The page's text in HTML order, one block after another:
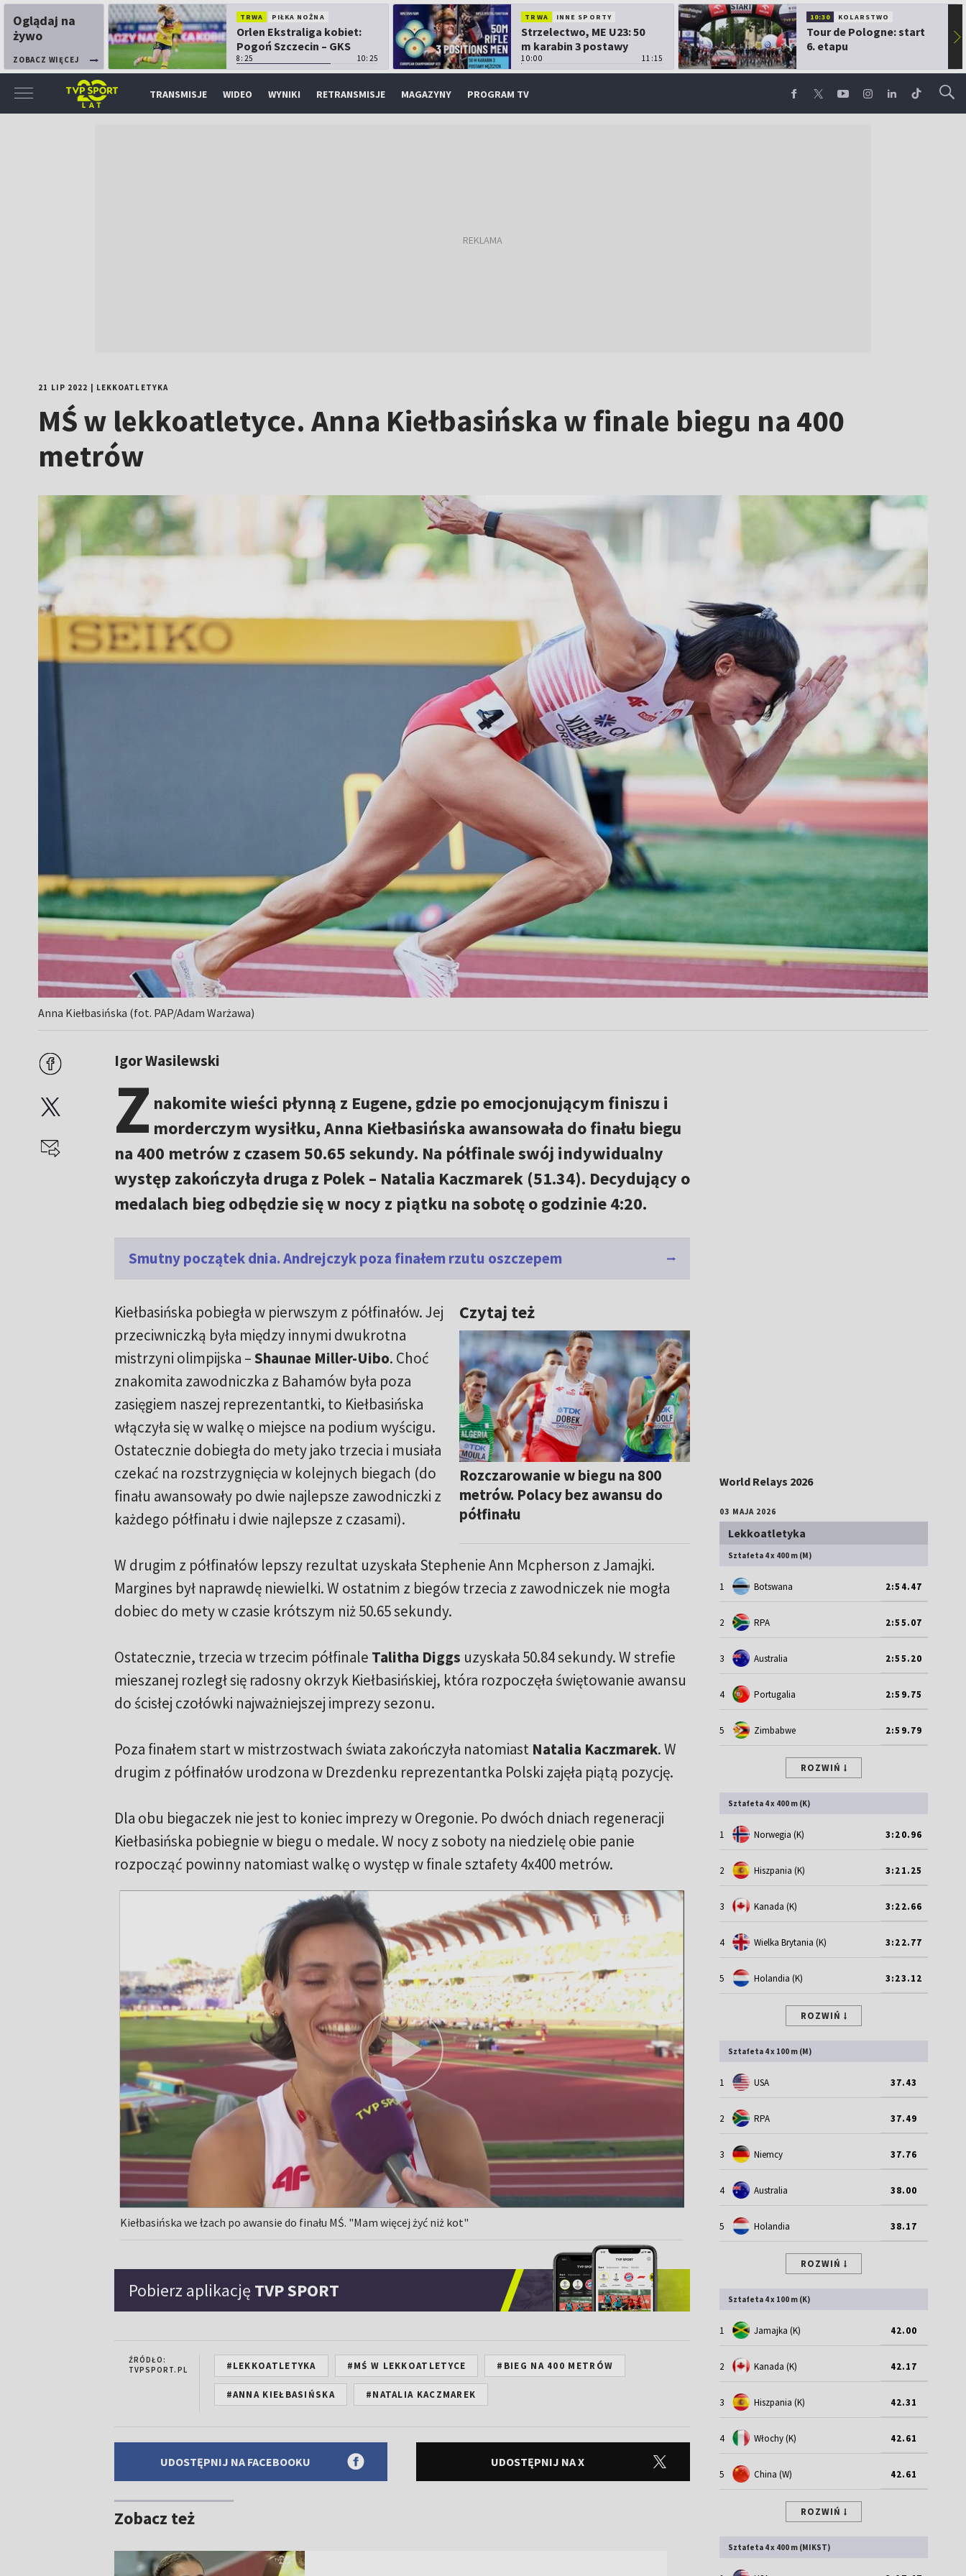
Oglądaj na
żywo
ZOBACZ WIĘCEJ
TRWA PIŁKA NOŻNA
Orlen Ekstraliga kobiet:
Pogoń Szczecin – GKS
Górnik Łęczna
8:25 10:25
TRWA INNE SPORTY
Strzelectwo, ME U23: 50
m karabin 3 postawy
mężczyzn
10:00 11:15
10:30 KOLARSTWO
Tour de Pologne: start
6. etapu
▶
TRANSMISJE WIDEO WYNIKI RETRANSMISJE MAGAZYNY PROGRAM TV
21 LIP 2022 LEKKOATLETYKA
MŚ w lekkoatletyce. Anna Kiełbasińska w finale biegu na 400
metrów
Anna Kiełbasińska (fot. PAP/Adam Warżawa)
Igor Wasilewski
Z nakomite wieści płynną z Eugene, gdzie po emocjonującym finiszu i
morderczym wysiłku, Anna Kiełbasińska awansowała do finału biegu
na 400 metrów z czasem 50.65 sekundy. Na półfinale swój indywidualny
występ zakończyła druga z Polek – Natalia Kaczmarek (51.34). Decydujący o
medalach bieg odbędzie się w nocy z piątku na sobotę o godzinie 4:20.
Smutny początek dnia. Andrejczyk poza finałem rzutu oszczepem
Czytaj też
Rozczarowanie w biegu na 800
metrów. Polacy bez awansu do
półfinału
Kiełbasińska pobiegła w pierwszym z półfinałów. Jej
przeciwniczką była między innymi dwukrotna
mistrzyni olimpijska –Shaunae Miller-Uibo. Choć
znakomita zawodniczka z Bahamów była poza
zasięgiem naszej reprezentantki, to Kiełbasińska
włączyła się w walkę o miejsce na podium wyścigu.
Ostatecznie dobiegła do mety jako trzecia i musiała
czekać na rozstrzygnięcia w kolejnych biegach (do
finału awansowały po dwie najlepsze zawodniczki z
każdego półfinału i dwie najlepsze z czasami).
W drugim z półfinałów lepszy rezultat uzyskała Stephenie Ann Mcpherson z Jamajki.
Margines był naprawdę niewielki. W ostatnim z biegów trzecia z zawodniczek nie mogła
dobiec do mety w czasie krótszym niż 50.65 sekundy.
Ostatecznie, trzecia w trzecim półfinale Talitha Diggs uzyskała 50.84 sekundy. W strefie
mieszanej rozległ się radosny okrzyk Kiełbasińskiej, która rozpoczęła świętowanie awansu
do ścisłej czołówki najważniejszej imprezy sezonu.
Poza finałem start w mistrzostwach świata zakończyła natomiast Natalia Kaczmarek. W
drugim z półfinałów urodzona w Drezdenku reprezentantka Polski zajęła piątą pozycję.
Dla obu biegaczek nie jest to koniec imprezy w Oregonie. Po dwóch dniach regeneracji
Kiełbasińska pobiegnie w biegu o medale. W nocy z soboty na niedzielę obie panie
rozpocząć powinny natomiast walkę o występ w finale sztafety 4x400 metrów.
Kiełbasińska we łzach po awansie do finału MŚ. "Mam więcej żyć niż kot"
Pobierz aplikację TVP SPORT
ŹRÓDŁO:
TVPSPORT.PL
#LEKKOATLETYKA #MŚ W LEKKOATLETYCE #BIEG NA 400 METRÓW
#ANNA KIEŁBASIŃSKA #NATALIA KACZMAREK
UDOSTĘPNIJ NA FACEBOOKU UDOSTĘPNIJ NA X
Zobacz też
World Relays 2026
03 MAJA 2026
Lekkoatletyka
Sztafeta 4 x 400 m (M)
1 Botswana 2:54.47
2 RPA 2:55.07
3 Australia 2:55.20
4 Portugalia 2:59.75
5 Zimbabwe 2:59.79
ROZWIŃ
Sztafeta 4 x 400 m (K)
1 Norwegia (K) 3:20.96
2 Hiszpania (K) 3:21.25
3 Kanada (K) 3:22.66
4 Wielka Brytania (K) 3:22.77
5 Holandia (K) 3:23.12
ROZWIŃ
Sztafeta 4 x 100 m (M)
1 USA 37.43
2 RPA 37.49
3 Niemcy 37.76
4 Australia 38.00
5 Holandia 38.17
ROZWIŃ
Sztafeta 4 x 100 m (K)
1 Jamajka (K) 42.00
2 Kanada (K) 42.17
3 Hiszpania (K) 42.31
4 Włochy (K) 42.61
5 China (W) 42.61
ROZWIŃ
Sztafeta 4 x 400 m (MIKST)